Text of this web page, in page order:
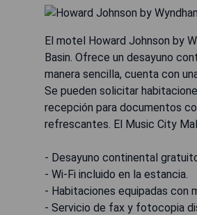
El motel Howard Johnson by
Basin. Ofrece un desayuno
manera sencilla, cuenta con
Se pueden solicitar
recepción para documentos
refrescantes. El Music City
- Desayuno continental
- Wi-Fi incluido en la estancia.
- Habitaciones equipadas con
- Servicio de fax y fotocopia